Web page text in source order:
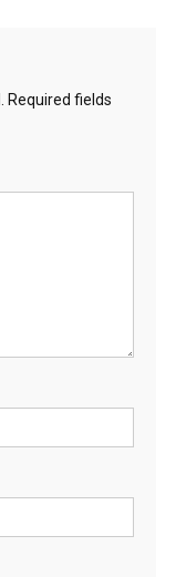
Required fields